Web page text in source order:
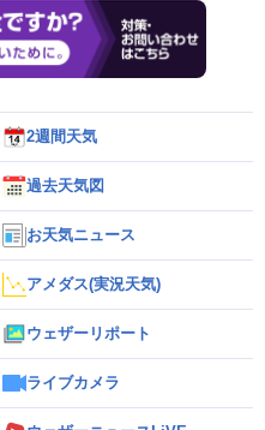
2週間天気
過去天気図
お天気ニュース
アメダス(実況天気)
ウェザーリポート
ライブカメラ